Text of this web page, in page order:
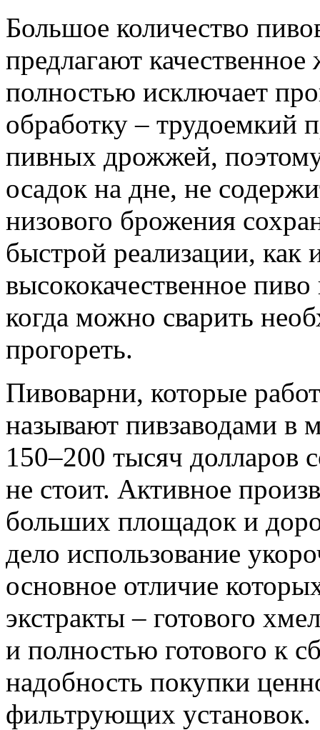
Большое количество
предлагают
полностью исключает
обработку – трудоемкий
пивных дрожжей,
осадок на дне, не
низового брожения
быстрой реализации, как
высококачественное
когда можно сварить
прогореть.
Пивоварни, которые
называют пивзаводами в
150–200 тысяч долларов
не стоит. Активное
больших площадок и
дело использование
основное отличие
экстракты – готового
и полностью готового к
надобность покупки
фильтрующих установок.